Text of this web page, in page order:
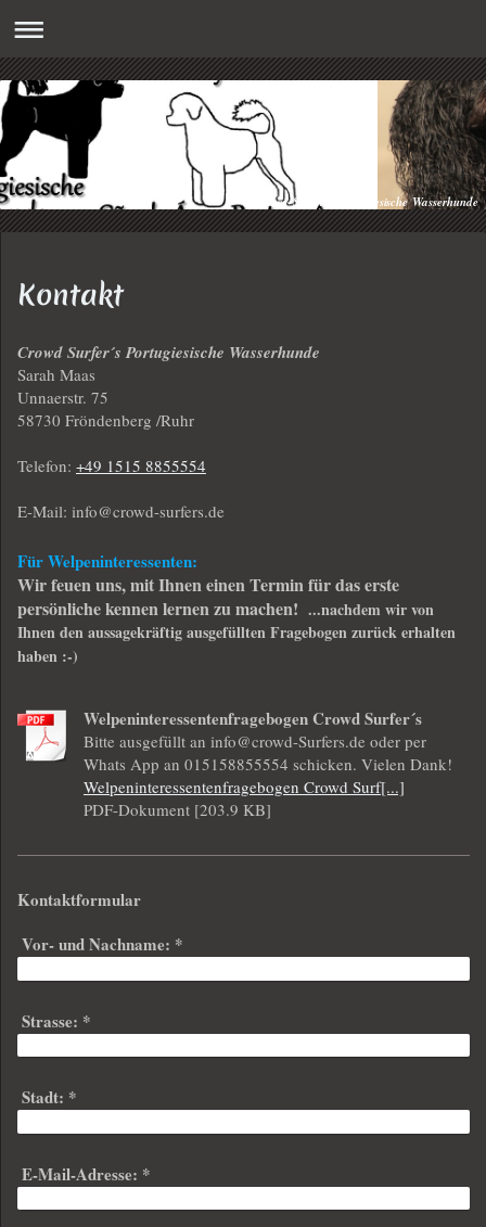
Crowd Surfer´s Portugiesische Wasserhunde
Kontakt
Crowd Surfer´s Portugiesische Wasserhunde
Sarah Maas
Unnaerstr. 75
58730 Fröndenberg /Ruhr
Telefon: +49 1515 8855554
E-Mail: info@crowd-surfers.de
Für Welpeninteressenten:
Wir feuen uns, mit Ihnen einen Termin für das erste
persönliche kennen lernen zu machen! ...nachdem wir von
Ihnen den aussagekräftig ausgefüllten Fragebogen zurück erhalten
haben :-)
Welpeninteressentenfragebogen Crowd Surfer´s
Bitte ausgefüllt an info@crowd-Surfers.de oder per
Whats App an 015158855554 schicken. Vielen Dank!
Welpeninteressentenfragebogen Crowd Surf[...]
PDF-Dokument [203.9 KB]
Kontaktformular
Vor- und Nachname: *
Strasse: *
Stadt: *
E-Mail-Adresse: *